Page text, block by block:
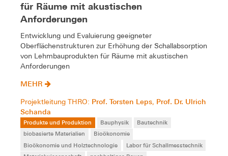
für Räume mit akustischen
Anforderungen
Entwicklung und Evaluierung geeigneter
Oberflächenstrukturen zur Erhöhung der Schallabsorption
von Lehmbauprodukten für Räume mit akustischen
Anforderungen
MEHR
Projektleitung THRO: Prof. Torsten Leps, Prof. Dr. Ulrich
Schanda
Produkte und Produktion Bauphysik
Bautechnik
biobasierte Materialien
Bioökonomie
Bioökonomie und Holztechnologie
Labor für Schallmesstechnik